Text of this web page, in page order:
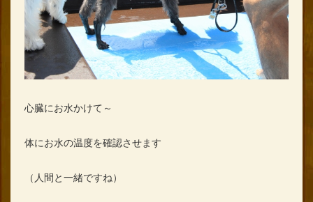
心臓にお水かけて～
体にお水の温度を確認させます
（人間と一緒ですね）